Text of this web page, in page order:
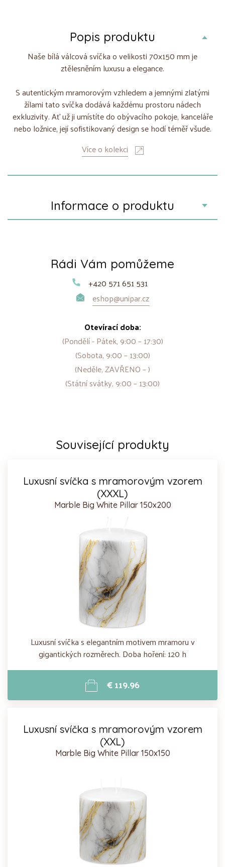
Popis produktu
Naše bílá válcová svíčka o velikosti 70x150 mm je
ztělesněním luxusu a elegance.
S autentickým mramorovým vzhledem a jemnými zlatými
žílami tato svíčka dodává každému prostoru nádech
exkluzivity. Ať už ji umístíte do obývacího pokoje, kanceláře
nebo ložnice, její sofistikovaný design se hodí téměř všude.
Více o kolekci
Informace o produktu
Rádi Vám pomůžeme
+420 571 651 531
eshop@unipar.cz
Otevírací doba:
(Pondělí - Pátek, 9:00 – 17:30)
(Sobota, 9:00 – 13:00)
(Neděle, ZAVŘENO – )
(Státní svátky, 9:00 – 13:00)
Související produkty
Luxusní svíčka s mramorovým vzorem
(XXXL)
Marble Big White Pillar 150x200
Luxusní svíčka s elegantním motivem mramoru v
gigantických rozměrech. Doba hoření: 120 h
€ 119.96
Luxusní svíčka s mramorovým vzorem
(XXL)
Marble Big White Pillar 150x150